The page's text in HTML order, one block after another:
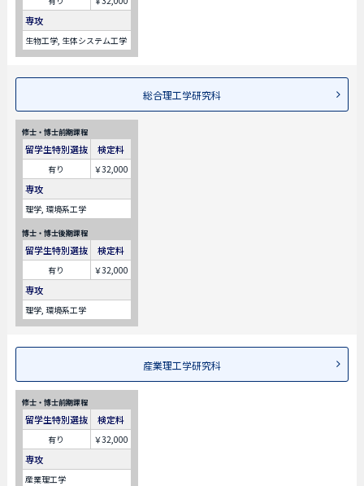
専攻
生物工学, 生体システム工学
総合理工学研究科
修士・博士前期課程
留学生特別選抜 検定料
有り ￥32,000
専攻
理学, 環境系工学
博士・博士後期課程
留学生特別選抜 検定料
有り ￥32,000
専攻
理学, 環境系工学
産業理工学研究科
修士・博士前期課程
留学生特別選抜 検定料
有り ￥32,000
専攻
産業理工学